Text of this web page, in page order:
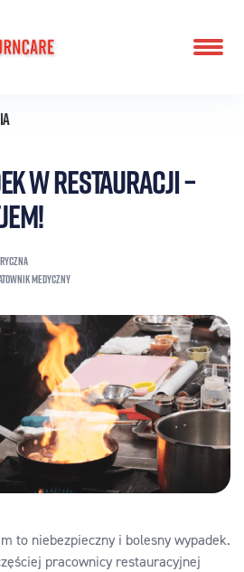
w restauracji –
medyczny
to niebezpieczny i bolesny wypadek.
pracownicy restauracyjnej